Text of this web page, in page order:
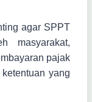
agar SPPT
masyarakat,
pajak
yang